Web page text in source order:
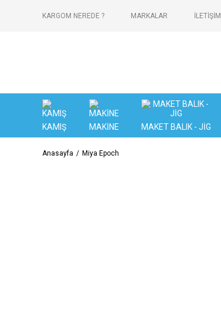
KARGOM NEREDE ? MARKALAR İLETİŞİM
KAMIŞ MAKİNE MAKET BALIK - JİG
Anasayfa Miya Epoch